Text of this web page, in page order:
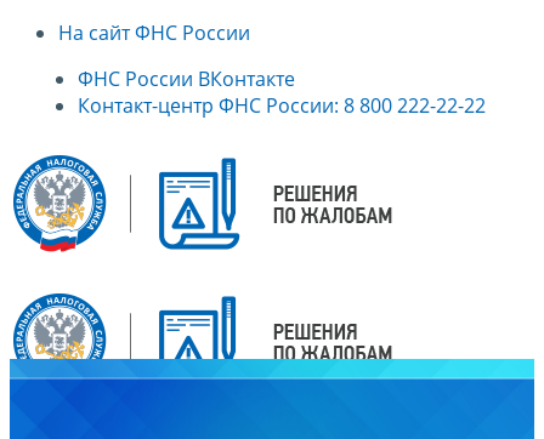
На сайт ФНС России
ФНС России ВКонтакте
Контакт-центр ФНС России: 8 800 222-22-22